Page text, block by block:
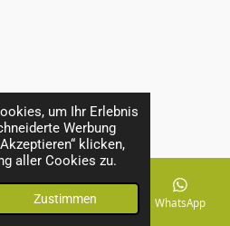
um Ihr Erlebnis
Werbung
klicken,
aller Cookies zu.
Zustimmen
Karte Facebook WhatsApp